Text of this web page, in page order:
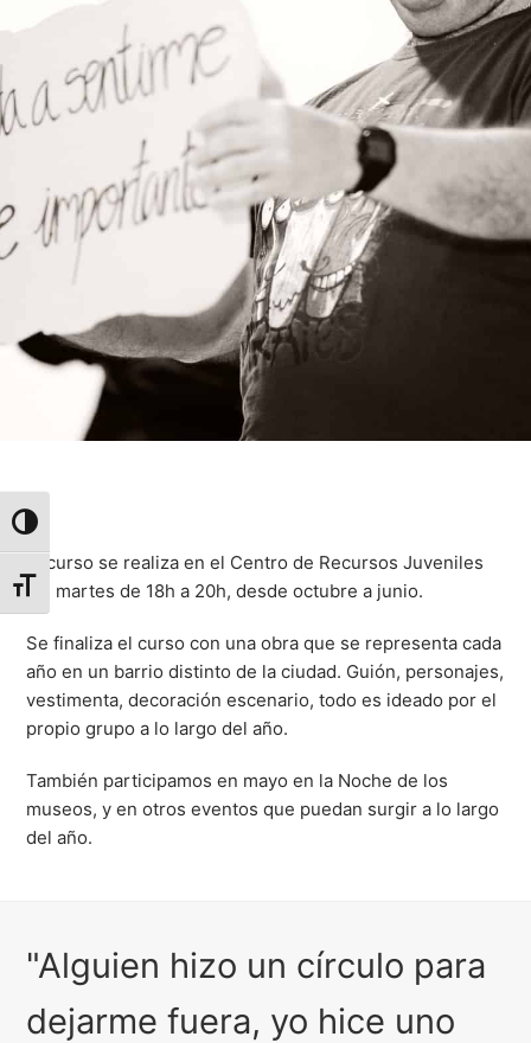
Alternar alto contraste
Alternar tamaño de letra
El curso se realiza en el Centro de Recursos Juveniles
los martes de 18h a 20h, desde octubre a junio.
Se finaliza el curso con una obra que se representa cada
año en un barrio distinto de la ciudad. Guión, personajes,
vestimenta, decoración escenario, todo es ideado por el
propio grupo a lo largo del año.
También participamos en mayo en la Noche de los
museos, y en otros eventos que puedan surgir a lo largo
del año.
"Alguien hizo un círculo para
dejarme fuera, yo hice uno